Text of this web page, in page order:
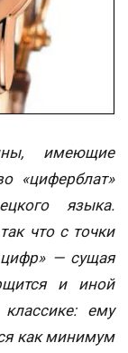
имеющие
«циферблат»
языка.
что с точки
цифр» — сущая
и иной
ему
как минимум